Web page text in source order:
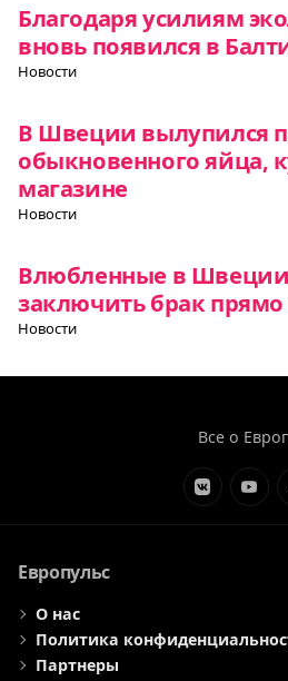
Благодаря усилиям
вновь появился в
Новости
В Швеции вылупился
обыкновенного яйца,
магазине
Новости
Влюбленные в Швеции
заключить брак прямо
Новости
Все о
Элемент
Европульс
О нас
Политика
Партнеры